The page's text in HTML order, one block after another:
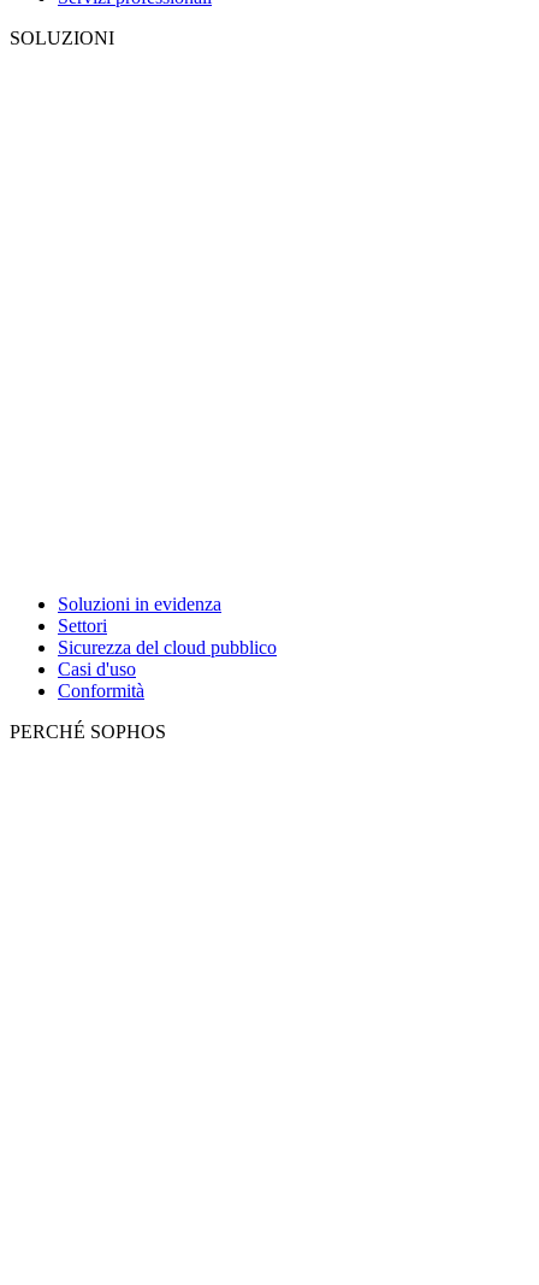
SOLUZIONI
Soluzioni in evidenza
Settori
Sicurezza del cloud pubblico
Casi d'uso
Conformità
PERCHÉ SOPHOS